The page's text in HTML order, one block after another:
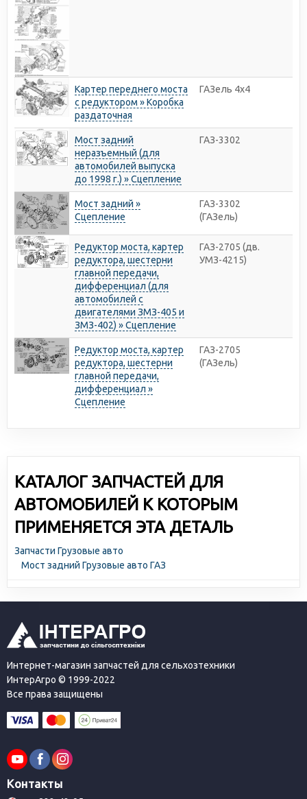
Картер переднего моста
с редуктором » Коробка
раздаточная
ГАЗель 4х4
Мост задний
неразъемный (для
автомобилей выпуска
до 1998 г.) » Сцепление
ГАЗ-3302
Мост задний »
Сцепление
ГАЗ-3302
(ГАЗель)
Редуктор моста, картер
редуктора, шестерни
главной передачи,
дифференциал (для
автомобилей с
двигателями ЗМЗ-405 и
ЗМЗ-402) » Сцепление
ГАЗ-2705 (дв.
УМЗ-4215)
Редуктор моста, картер
редуктора, шестерни
главной передачи,
дифференциал »
Сцепление
ГАЗ-2705
(ГАЗель)
КАТАЛОГ ЗАПЧАСТЕЙ ДЛЯ
АВТОМОБИЛЕЙ К КОТОРЫМ
ПРИМЕНЯЕТСЯ ЭТА ДЕТАЛЬ
Запчасти Грузовые авто
Мост задний Грузовые авто ГАЗ
Интернет-магазин запчастей для сельхозтехники
ИнтерАгро © 1999-2022
Все права защищены
Контакты